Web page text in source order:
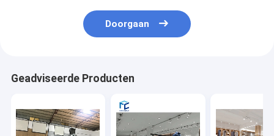
Doorgaan
Geadviseerde Producten